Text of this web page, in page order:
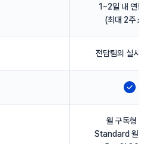
1~2일 내 연
(최대 2주
전담팀의 실시
지
월 구독형
Standard 월